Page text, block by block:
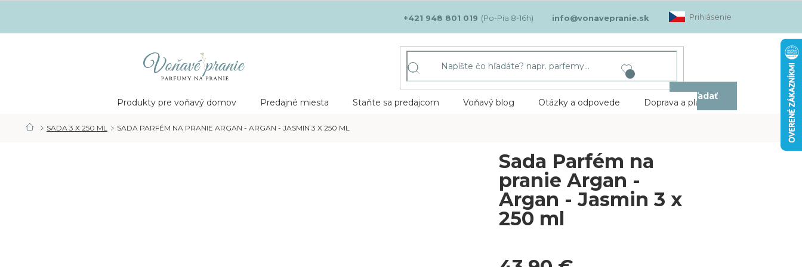
obsah
+421 948 801 019 info@vonavepranie.sk Prihlásenie
Hľadať
Produkty pre voňavý domov Predajné miesta Staňte sa predajcom Voňavý blog Otázky a odpovede Doprava a platba
DOMOV
SADA 3 X 250 ML SADA PARFÉM NA PRANIE ARGAN - ARGAN - JASMIN 3 X 250 ML
Sada Parfém na
pranie Argan -
Argan - Jasmin 3 x
250 ml